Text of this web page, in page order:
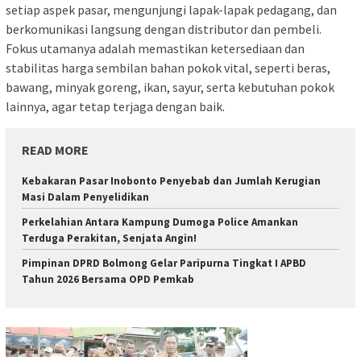
setiap aspek pasar, mengunjungi lapak-lapak pedagang, dan
berkomunikasi langsung dengan distributor dan pembeli.
Fokus utamanya adalah memastikan ketersediaan dan
stabilitas harga sembilan bahan pokok vital, seperti beras,
bawang, minyak goreng, ikan, sayur, serta kebutuhan pokok
lainnya, agar tetap terjaga dengan baik.
READ MORE
Kebakaran Pasar Inobonto Penyebab dan Jumlah Kerugian
Masi Dalam Penyelidikan
Perkelahian Antara Kampung Dumoga Police Amankan
Terduga Perakitan, Senjata Angin!
Pimpinan DPRD Bolmong Gelar Paripurna Tingkat I APBD
Tahun 2026 Bersama OPD Pemkab